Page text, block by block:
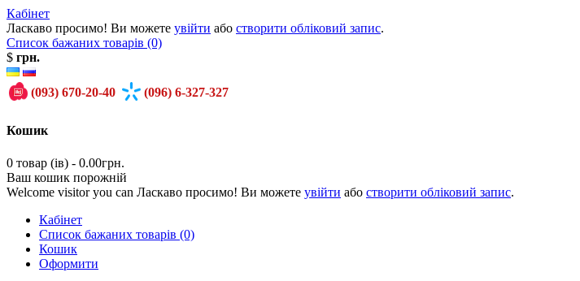
Кабінет
Ласкаво просимо! Ви можете увійти або створити обліковий запис.
Список бажаних товарів (0)
$ грн.
(093) 670-20-40 (096) 6-327-327
Кошик
0 товар (ів) - 0.00грн.
Ваш кошик порожній
Welcome visitor you can Ласкаво просимо! Ви можете увійти або створити обліковий запис.
Кабінет
Список бажаних товарів (0)
Кошик
Оформити